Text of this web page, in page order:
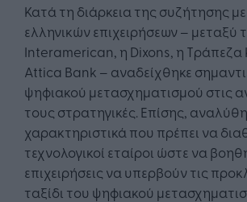
Κατά τη διάρκεια της συζήτησης
ελληνικών επιχειρήσεων – μεταξύ
Interamerican, η Dixons, η Τράπεζα
Attica Bank – αναδείχθηκε
ψηφιακού μετασχηματισμού στις
τους στρατηγικές. Επίσης,
χαρακτηριστικά που πρέπει να
τεχνολογικοί εταίροι ώστε να
επιχειρήσεις να υπερβούν τις
ταξίδι του ψηφιακού